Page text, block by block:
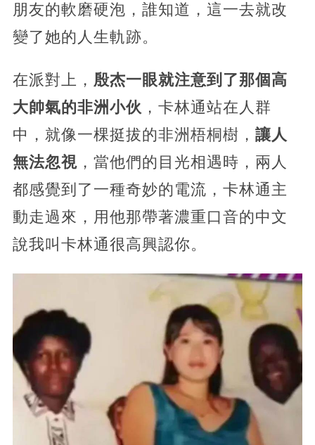
朋友的軟磨硬泡，誰知道，這一去就改
變了她的人生軌跡。
在派對上， 殷杰一眼就注意到了那個高
大帥氣的非洲小伙 ，卡林通站在人群
中，就像一棵挺拔的非洲梧桐樹， 讓人
無法忽視，當他們的目光相遇時，兩人
都感覺到了一種奇妙的電流，卡林通主
動走過來，用他那帶著濃重口音的中文
說我叫卡林通很高興認你。